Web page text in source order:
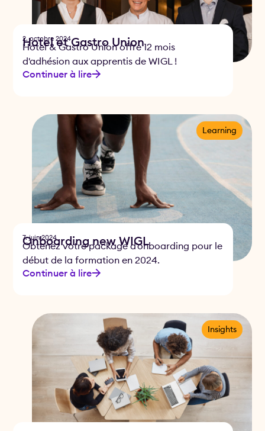
2. octobre 2024
Hotel et Gastro Union
Hotel & Gastro Union offre 12 mois
d'adhésion aux apprentis de WIGL !
Continuer à lire
Learning
7. juin 2024
Onboarding new WIGL
Obtenez votre package d'onboarding pour le
début de la formation en 2024.
Continuer à lire
Insights